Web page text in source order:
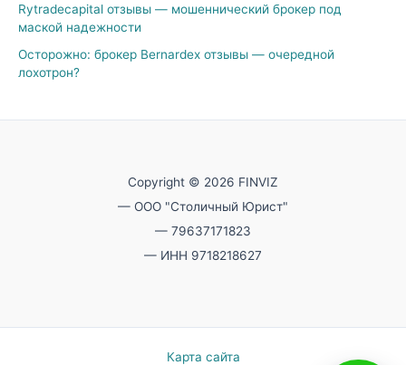
Rytradecapital отзывы — мошеннический брокер под
маской надежности
Осторожно: брокер Bernardex отзывы — очередной
лохотрон?
Copyright © 2026 FINVIZ
— ООО "Столичный Юрист"
— 79637171823
— ИНН 9718218627
Карта сайта